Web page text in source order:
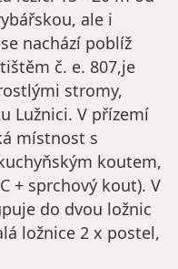
ale i
nachází poblíž
č. e. 807,je
stromy,
Lužnici. V přízemí
místnost s
koutem,
+ sprchový kout). V
do dvou ložnic
ložnice 2 x postel,